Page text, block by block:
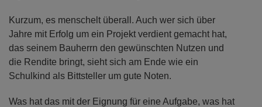
Kurzum, es menschelt überall. Auch wer sich über
Jahre mit Erfolg um ein Projekt verdient gemacht hat,
das seinem Bauherrn den gewünschten Nutzen und
die Rendite bringt, sieht sich am Ende wie ein
Schulkind als Bittsteller um gute Noten.
Was hat das mit der Eignung für eine Aufgabe, was hat